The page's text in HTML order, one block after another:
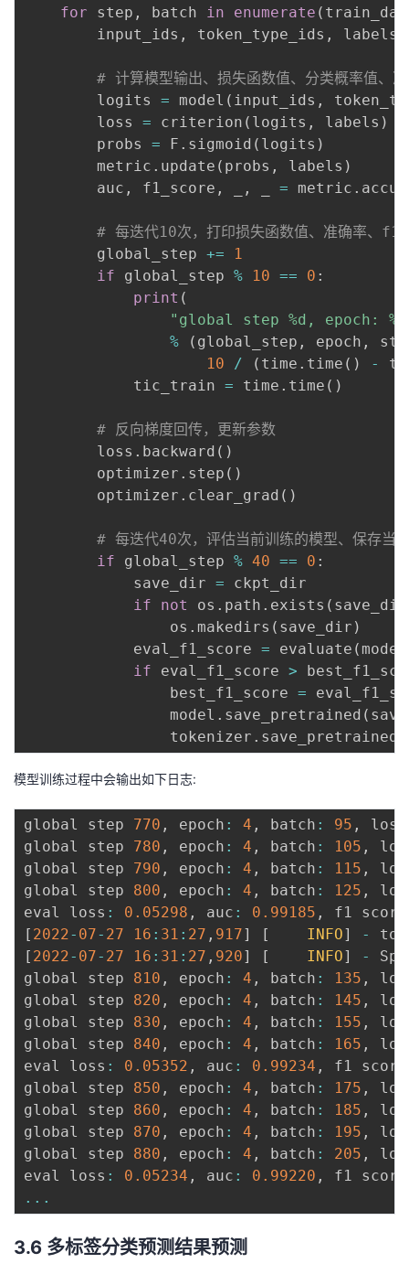
for step , batch in enumerate (
        input_ids
, token_type_ids , labels
# 计算模型输出、损失函数值、分类概率值、
        logits
= model ( input_ids ,
        loss
= criterion ( logits , labels )
        probs
= F . sigmoid ( logits )
        metric
. update ( probs , labels )
        auc
, f1_score , , = metric .
# 每迭代10次，打印损失函数值、准确率、f1
        global_step
+=
1
if global_step % 10 == 0 :
print (
"global step %d, epoch:
%
( global_step , epoch ,
10
/ ( time . time ( ) -
            tic_train
= time . time ( )
# 反向梯度回传，更新参数
        loss
. backward ( )
        optimizer
. step ( )
        optimizer
. clear_grad ( )
# 每迭代40次，评估当前训练的模型、保存当
if global_step % 40 == 0 :
            save_dir
= ckpt_dir
if
not os . path . exists ( save_dir
                os
. makedirs ( save_dir )
            eval_f1_score
= evaluate ( model
if eval_f1_score >
                best_f1_score
=
                model
. save_pretrained (
                tokenizer
. save_pretrained
模型训练过程中会输出如下日志:
global step 770 , epoch : 4 , batch : 95 , loss
global step 780 , epoch : 4 , batch : 105 ,
global step 790 , epoch : 4 , batch : 115 ,
global step 800 , epoch : 4 , batch : 125 ,
eval loss : 0.05298 , auc : 0.99185 , f1 score
[ 2022- 07- 27 16 : 31 : 27 , 917] [ INFO] -
[ 2022- 07- 27 16 : 31 : 27 , 920] [ INFO] -
global step 810 , epoch : 4 , batch : 135 ,
global step 820 , epoch : 4 , batch : 145 ,
global step 830 , epoch : 4 , batch : 155 ,
global step 840 , epoch : 4 , batch : 165 ,
eval loss : 0.05352 , auc : 0.99234 , f1 score
global step 850 , epoch : 4 , batch : 175 ,
global step 860 , epoch : 4 , batch : 185 ,
global step 870 , epoch : 4 , batch : 195 ,
global step 880 , epoch : 4 , batch : 205 ,
eval loss : 0.05234 , auc : 0.99220 , f1 score
...
3.6 多标签分类预测结果预测